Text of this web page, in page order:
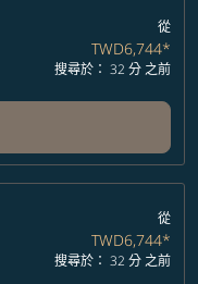
從
TWD6,744*
搜尋於： 32 分 之前
從
TWD6,744*
搜尋於： 32 分 之前